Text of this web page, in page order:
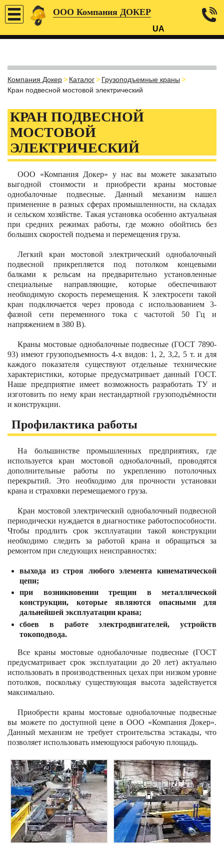
ООО Компания ДОКЕР
UA
Компания Докер> Каталог> Грузоподъемные краны >
Кран подвесной мостовой электрический
КРАН ПОДВЕСНОЙ
МОСТОВОЙ
ЭЛЕКТРИЧЕСКИЙ
ООО «Компания Докер» у нас вы можете заказатьпо
выгодной стоимости и приобрести краны мостовые
однобалочные подвесные. Данный механизм нашел
применение в разных сферах промышленности, на складах
и сельском хозяйстве. Такая установка особенно актуальная
при средних режимах работы, где можно обойтись без
больших скоростей подъема и перемещения груза.
Легкий кран мостовой электрический однобалочный
подвесной прикрепляется под потолком концевыми
балками к рельсам на предварительно установленные
специальные направляющие, которые обеспечивают
необходимую скорость перемещения. К электросети такой
кран подключается через провода с использованием 3-
фазной сети переменного тока с частотой 50 Гц и
напряжением в 380 В).
Краны мостовые однобалочные подвесные (ГОСТ 7890-
93) имеют грузоподъемность 4-х видов: 1, 2, 3,2, 5 т. и для
каждого показателя существуют отдельные технические
характеристики, которые предусматривает данный ГОСТ.
Наше предприятие имеет возможность разработать ТУ и
изготовить по нему кран нестандартной грузоподъёмности
и конструкции.
Профилактика работы
На большинстве промышленных предприятиях, где
используется кран мостовой однобалочный, проводятся
дополнительные работы по укреплению потолочных
перекрытий. Это необходимо для прочности установки
крана и страховки перемещаемого груза.
Кран мостовой электрический однобалочный подвесной
периодически нуждается в диагностике работоспособности.
Чтобы продлить срок эксплуатации такой конструкции
необходимо следить за работой крана и обращаться за
ремонтом при следующих неисправностях:
выхода из строя любого элемента кинематической
цепи;
при возникновении трещин в металлической
конструкции, которые являются опасными для
дальнейшей эксплуатации крана;
сбоев в работе электродвигателей, устройств
токоподвода.
Все краны мостовые однобалочные подвесные (ГОСТ
предусматривает срок эксплуатации до 20 лет) актуально
использовать в производственных цехах при низком уровне
потолков, поскольку существующая высота задействуется
максимально.
Приобрести краны мостовые однобалочные подвесные
вы можете по доступной цене в ООО «Компания Докер».
Данный механизм не требует строительства эстакады, что
позволяет использовать имеющуюся рабочую площадь.